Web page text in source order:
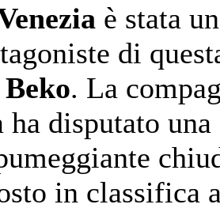
è stata
di
. La
ha disputato una
in classifica